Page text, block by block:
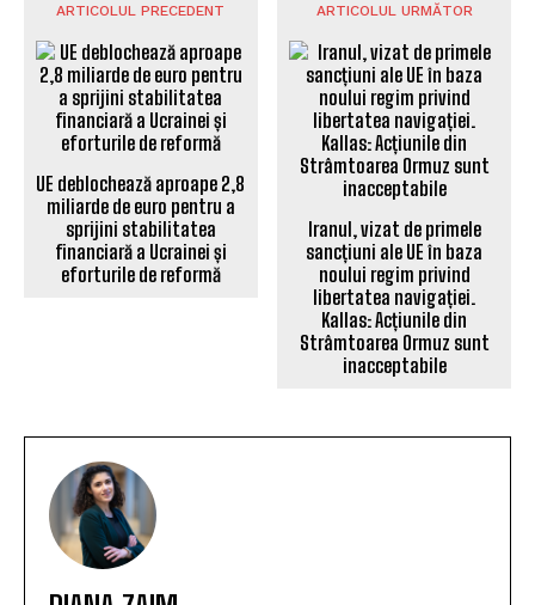
ARTICOLUL PRECEDENT
UE deblochează aproape 2,8
miliarde de euro pentru a
sprijini stabilitatea
financiară a Ucrainei și
eforturile de reformă
ARTICOLUL URMĂTOR
Iranul, vizat de primele
sancțiuni ale UE în baza
noului regim privind
libertatea navigației.
Kallas: Acțiunile din
Strâmtoarea Ormuz sunt
inacceptabile